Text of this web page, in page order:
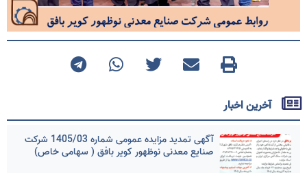
آخرین اخبار
آگهی تمدید مزایده عمومی شماره 1405/03 شرکت
صنایع معدنی نوظهور کویر بافق ( سهامی خاص)